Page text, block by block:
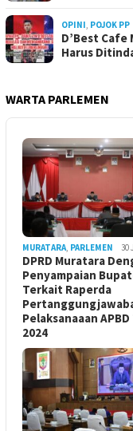
OPINI, POJOK PP
D’Best
Harus
WARTA PARLEMEN
MURATARA, PARLEMEN 30
DPRD Muratara
Penyampaian
Terkait Raperda
Pelaksanaaan APBD
2024